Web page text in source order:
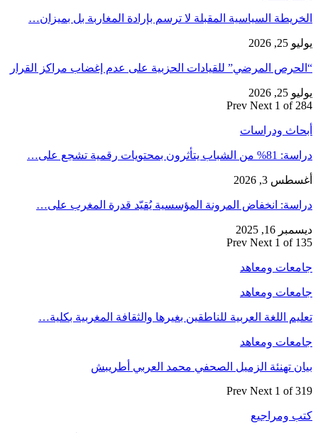
الخريطة السياسية المقبلة لا ترسم بإرادة المغاربة بل بميزان…
يوليو 25, 2026
“الحرص المرضي” للقيادات الحزبية على عدم إغضاب مراكز القرار
يوليو 25, 2026
Prev Next 1 of 284
أبحاث ودراسات
دراسة: 81% من الشباب يتأثرون بمحتويات رقمية تشجع على…
أغسطس 3, 2026
دراسة: انخفاض المرونة المؤسسية يُقيّد قدرة المغرب على…
ديسمبر 16, 2025
Prev Next 1 of 135
جامعات ومعاهد
جامعات ومعاهد
تعليم اللغة العربية للناطقين بغيرها والثقافة المغربية بكلية…
جامعات ومعاهد
بيان تهنئة الزميل الصحفي محمد العربي أطريبش
Prev Next 1 of 319
كتب ومراجيع